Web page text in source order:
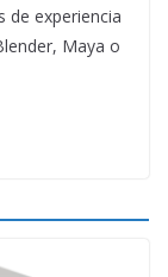
de experiencia
Maya o